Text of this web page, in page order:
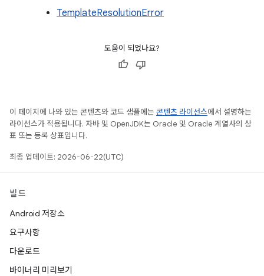
TemplateResolutionError
도움이 되었나요?
이 페이지에 나와 있는 콘텐츠와 코드 샘플에는 콘텐츠 라이선스에서 설명하는
라이선스가 적용됩니다. 자바 및 OpenJDK는 Oracle 및 Oracle 계열사의 상
표 또는 등록 상표입니다.
최종 업데이트: 2026-06-22(UTC)
빌드
Android 저장소
요구사항
다운로드
바이너리 미리보기